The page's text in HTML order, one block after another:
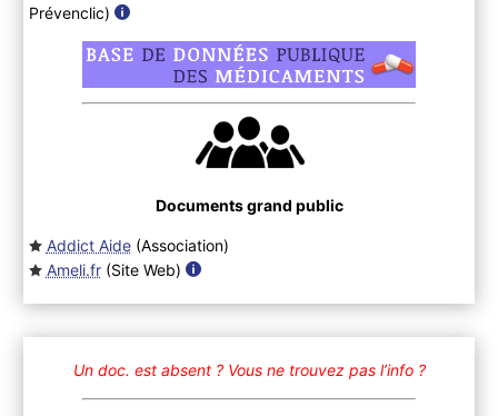
Prévenclic)
Documents grand public
Addict Aide(Association)
Ameli.fr(Site Web)
Un doc. est absent ? Vous ne trouvez pas l’info ?